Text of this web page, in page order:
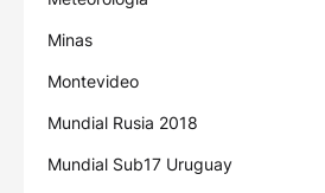
Minas
Montevideo
Mundial Rusia 2018
Mundial Sub17 Uruguay